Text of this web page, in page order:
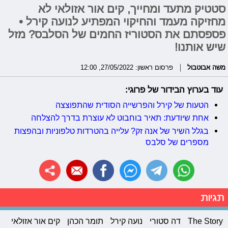
סטטיק מתעד ומחייך, קים אור אזולאי לא
מחזיקה מעמד והחיקוי המפתיע לנועה קירל •
פספסתם את הסטוריז החמים של הסלבס? מזל
שיש אותנו!
משה אבוטבול פרסום ראשון: 27/05/2022, 12:00
עוד בערוץ הבידור של פרוגי:
הטעות של קירל והפרשייה הסודית שהתפוצצה
אחת שיודעת: תאיר בוחבוט לא עוצרת בדרך להצלחה
בגלל השיר של אנה זק? עלייה בהטרדות טלפוניות ובהפצות
מספרים של סלבס
תגיות
The Story דה סטורי נועה קירל תומר הכהן קים אור אזולאי